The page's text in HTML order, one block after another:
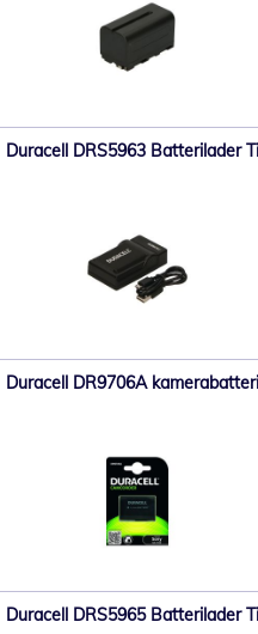
Duracell DRS5963 Batterilader
Duracell DR9706A
Duracell DRS5965 Batterilader